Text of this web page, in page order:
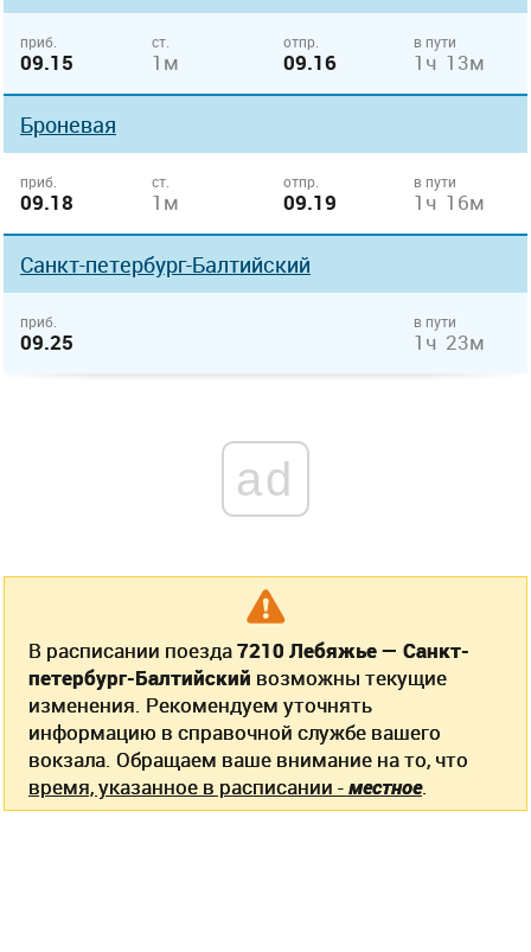
приб.
09.15
ст.
1м
отпр.
09.16
в пути
1ч 13м
Броневая
приб.
09.18
ст.
1м
отпр.
09.19
в пути
1ч 16м
Санкт-петербург-Балтийский
приб.
09.25
в пути
1ч 23м
ad
В расписании поезда7210 Лебяжье — Санкт-
петербург-Балтийский возможны текущие
изменения. Рекомендуем уточнять
информацию в справочной службе вашего
вокзала. Обращаем ваше внимание на то, что
время, указанное в расписании -местное.